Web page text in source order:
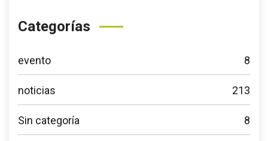
Categorías
evento 8
noticias 213
Sin categoría 8